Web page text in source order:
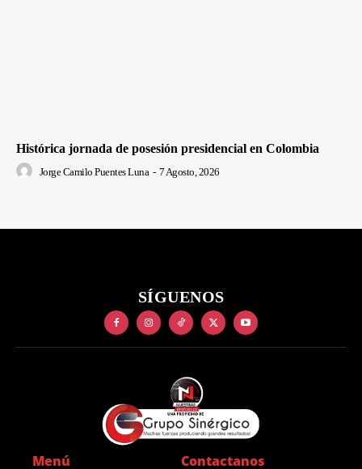
Histórica jornada de posesión presidencial en Colombia
Jorge Camilo Puentes Luna - 7 Agosto, 2026
SÍGUENOS
Menú Contactanos